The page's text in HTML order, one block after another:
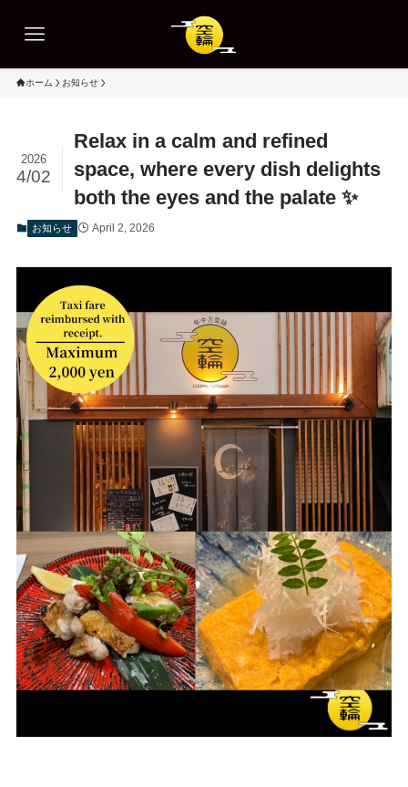
ホーム お知らせ
Relax in a calm and refined
space, where every dish delights
both the eyes and the palate ✨
2026
4/02
お知らせ April 2, 2026